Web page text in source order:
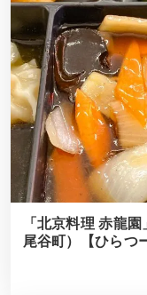
「北京料理 赤龍
尾谷町）【ひらつ